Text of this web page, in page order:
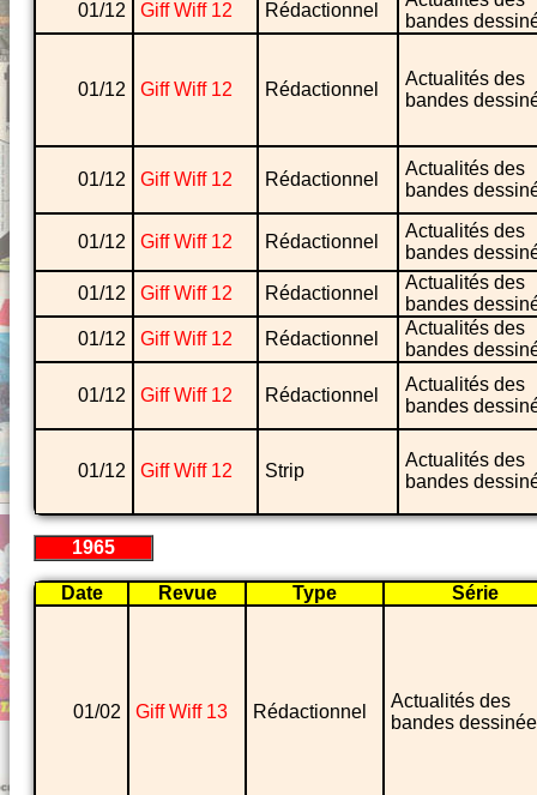
01/12
Giff Wiff 12 Rédactionnel
bandes
01/12 Giff Wiff 12 Rédactionnel
Actualités des
bandes
01/12 Giff Wiff 12 Rédactionnel
Actualités des
bandes
01/12 Giff Wiff 12 Rédactionnel
Actualités des
bandes
01/12
Giff Wiff 12 Rédactionnel
Actualités des
bandes
01/12
Giff Wiff 12 Rédactionnel
Actualités des
bandes
01/12 Giff Wiff 12 Rédactionnel
Actualités des
bandes
01/12 Giff Wiff 12 Strip
Actualités des
bandes
1965
Date Revue Type Série
01/02 Giff Wiff 13 Rédactionnel
Actualités des
bandes